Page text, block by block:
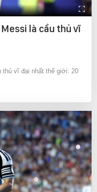
là cầu thủ vĩ
thủ vĩ đại nhất thế giới: 20